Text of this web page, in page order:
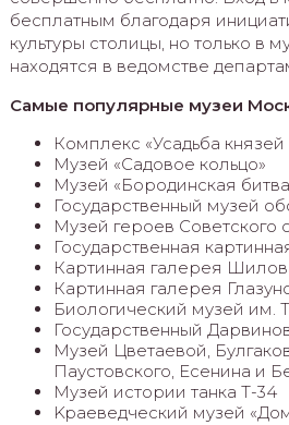
бесплатным благодаря
культуры столицы, но только в
находятся в ведомстве
Самые популярные музеи
Комплекс «Усадьба
Музей «Садовое кольцо»
Музей «Бородинская
Государственный музей
Музей героев Советского
Государственная
Картинная галерея
Картинная галерея
Биологический музей им.
Государственный
Музей Цветаевой,
Паустовского, Есенина и
Музей истории танка Т-34
Kpaeвeдчecкий мyзeй